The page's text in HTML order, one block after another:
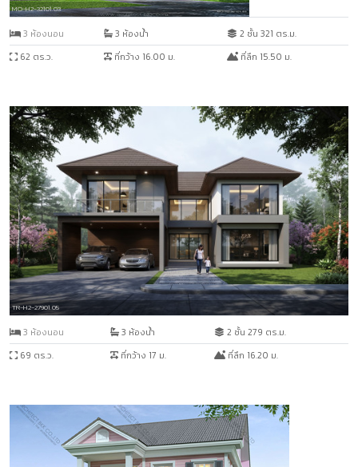
MO-H2-32101.03
3 ห้องนอน 3 ห้องน้ำ
2 ชั้น 321 ตร.ม.
62 ตร.ว.
ที่กว้าง 16.00 ม. ที่ลึก 15.50 ม.
TR-H2-27901.05
3 ห้องนอน 3 ห้องน้ำ
2 ชั้น 279 ตร.ม.
69 ตร.ว.
ที่กว้าง 17 ม. ที่ลึก 16.20 ม.